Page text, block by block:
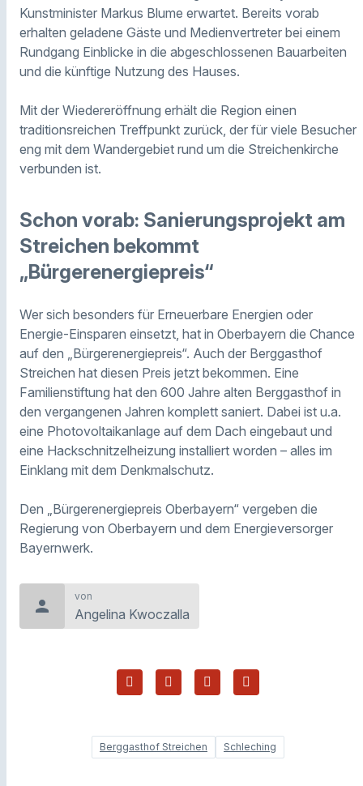
Kunstminister Markus Blume erwartet. Bereits vorab
erhalten geladene Gäste und Medienvertreter bei einem
Rundgang Einblicke in die abgeschlossenen Bauarbeiten
und die künftige Nutzung des Hauses.
Mit der Wiedereröffnung erhält die Region einen
traditionsreichen Treffpunkt zurück, der für viele Besucher
eng mit dem Wandergebiet rund um die Streichenkirche
verbunden ist.
Schon vorab: Sanierungsprojekt am
Streichen bekommt
„Bürgerenergiepreis“
Wer sich besonders für Erneuerbare Energien oder
Energie-Einsparen einsetzt, hat in Oberbayern die Chance
auf den „Bürgerenergiepreis“. Auch der Berggasthof
Streichen hat diesen Preis jetzt bekommen. Eine
Familienstiftung hat den 600 Jahre alten Berggasthof in
den vergangenen Jahren komplett saniert. Dabei ist u.a.
eine Photovoltaikanlage auf dem Dach eingebaut und
eine Hackschnitzelheizung installiert worden – alles im
Einklang mit dem Denkmalschutz.
Den „Bürgerenergiepreis Oberbayern“ vergeben die
Regierung von Oberbayern und dem Energieversorger
Bayernwerk.
person
von
Angelina Kwoczalla
Berggasthof Streichen Schleching